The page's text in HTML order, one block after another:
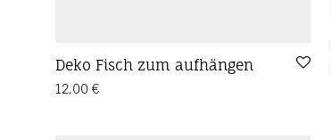
Deko Fisch zum aufhängen
12,00 €